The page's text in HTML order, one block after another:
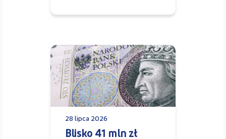
28 lipca 2026
Blisko 41 mln zł